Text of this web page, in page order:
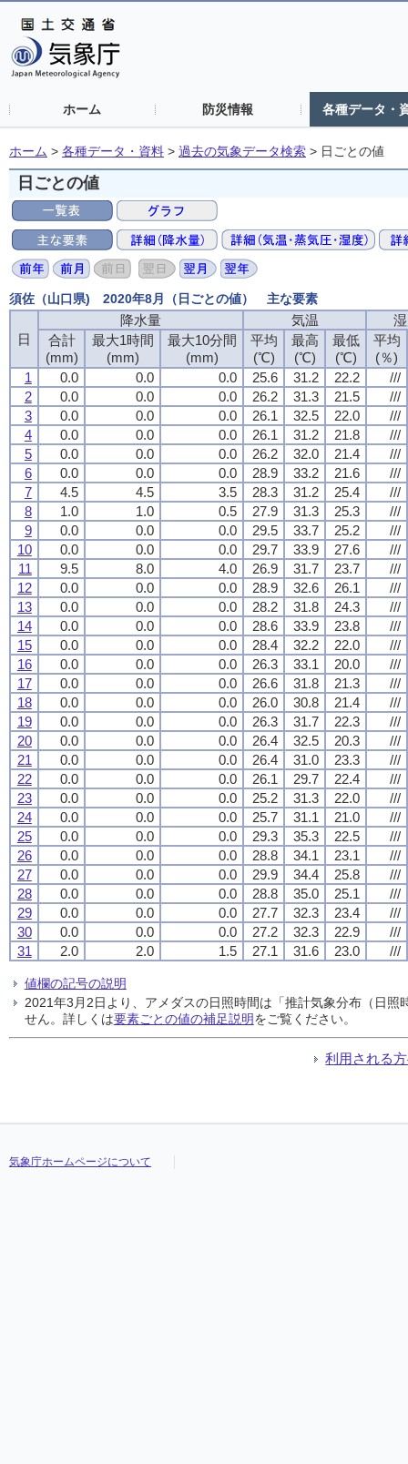
ホーム 防災情報 各種データ・
ホーム > 各種データ・資料 > 過去の気象データ検索 > 日ごとの値
日ごとの値
須佐（山口県) 2020年8月（日ごとの値） 主な要素
日
降水量 気温
合計
(mm)
最大1時間
(mm)
最大10分間
(mm)
平均
(℃)
最高
(℃)
最低
(℃)
平均
(％)
1
0.0 0.0 0.0 25.6 31.2 22.2
///
2
0.0 0.0 0.0 26.2 31.3 21.5
///
3
0.0 0.0 0.0 26.1 32.5 22.0
///
4
0.0 0.0 0.0 26.1 31.2 21.8
///
5
0.0 0.0 0.0 26.2 32.0 21.4
///
6
0.0 0.0 0.0 28.9 33.2 21.6
///
7
4.5 4.5 3.5 28.3 31.2 25.4
///
8
1.0 1.0 0.5 27.9 31.3 25.3
///
9
0.0 0.0 0.0 29.5 33.7 25.2
///
10
0.0 0.0 0.0 29.7 33.9 27.6
///
11
9.5 8.0 4.0 26.9 31.7 23.7
///
12
0.0 0.0 0.0 28.9 32.6 26.1
///
13
0.0 0.0 0.0 28.2 31.8 24.3
///
14
0.0 0.0 0.0 28.6 33.9 23.8
///
15
0.0 0.0 0.0 28.4 32.2 22.0
///
16
0.0 0.0 0.0 26.3 33.1 20.0
///
17
0.0 0.0 0.0 26.6 31.8 21.3
///
18
0.0 0.0 0.0 26.0 30.8 21.4
///
19
0.0 0.0 0.0 26.3 31.7 22.3
///
20
0.0 0.0 0.0 26.4 32.5 20.3
///
21
0.0 0.0 0.0 26.4 31.0 23.3
///
22
0.0 0.0 0.0 26.1 29.7 22.4
///
23
0.0 0.0 0.0 25.2 31.3 22.0
///
24
0.0 0.0 0.0 25.7 31.1 21.0
///
25
0.0 0.0 0.0 29.3 35.3 22.5
///
26
0.0 0.0 0.0 28.8 34.1 23.1
///
27
0.0 0.0 0.0 29.9 34.4 25.8
///
28
0.0 0.0 0.0 28.8 35.0 25.1
///
29
0.0 0.0 0.0 27.7 32.3 23.4
///
30
0.0 0.0 0.0 27.2 32.3 22.9
///
31
2.0 2.0 1.5 27.1 31.6 23.0 ///
値欄の記号の説明
2021年3月2日より、アメダスの日照時間は「推計気象分布（日
せん。詳しくは要素ごとの値の補足説明をご覧ください。
利用される
気象庁ホームページについて